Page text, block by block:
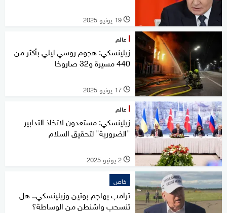
l 19 يونيو 2025
عالم
زيلينسكي: هجوم روسي ليلي بأكثر من
440 مسيرة و32 صاروخا
l 17 يونيو 2025
عالم
زيلينسكي: مستعدون لاتخاذ التدابير
"الضرورية" لتحقيق السلام
l 2 يونيو 2025
خاص
ترامب يهاجم بوتين وزيلينسكي.. هل
تنسحب واشنطن من الوساطة؟